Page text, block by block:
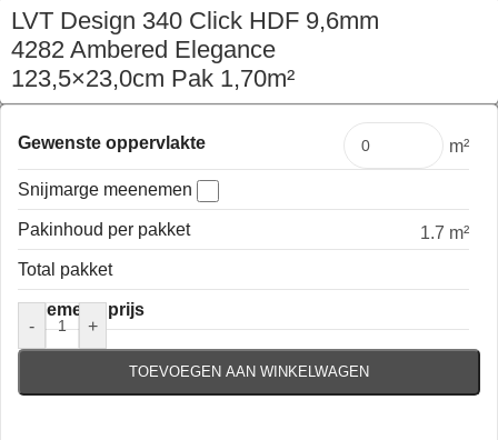
LVT Design 340 Click HDF 9,6mm
4282 Ambered Elegance
123,5×23,0cm Pak 1,70m²
€69,70 per pak
Gewenste oppervlakte m²
Snijmarge meenemen
Pakinhoud per pakket
1.7 m²
Total pakket
Algemene prijs
-
+
TOEVOEGEN AAN WINKELWAGEN